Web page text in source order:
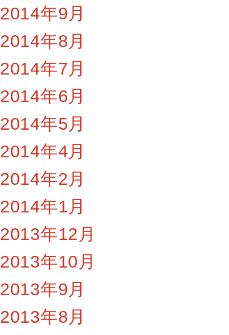
2014年9月
2014年8月
2014年7月
2014年6月
2014年5月
2014年4月
2014年2月
2014年1月
2013年12月
2013年10月
2013年9月
2013年8月